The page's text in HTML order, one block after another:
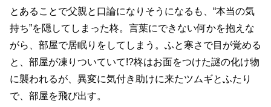
とあることで父親と口論になりそうになるも、“本当の気
持ち”を隠してしまった柊。言葉にできない何かを抱えな
がら、部屋で居眠りをしてしまう。ふと寒さで目が覚める
と、部屋が凍りついていて!?柊はお面をつけた謎の化け物
に襲われるが、異変に気付き助けに来たツムギとふたり
で、部屋を飛び出す。